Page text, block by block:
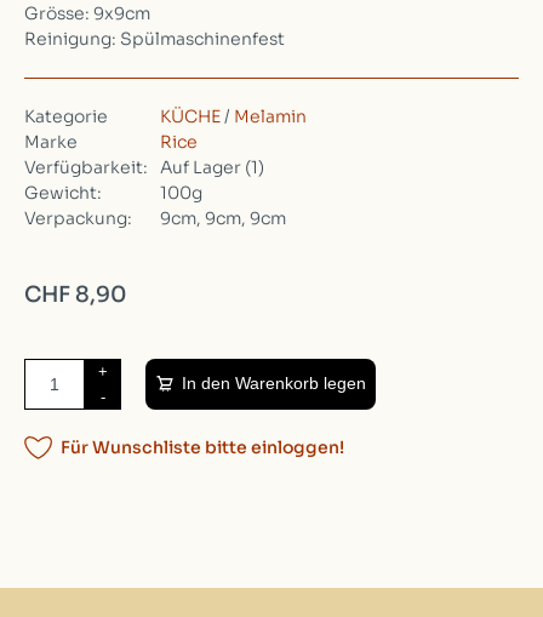
Grösse: 9x9cm
Reinigung: Spülmaschinenfest
Kategorie KÜCHE / Melamin
Marke
Rice
Verfügbarkeit:
Auf Lager (1)
Gewicht:
100g
Verpackung:
9cm, 9cm, 9cm
CHF 8,90
+
-
In den Warenkorb legen
Für Wunschliste bitte einloggen!